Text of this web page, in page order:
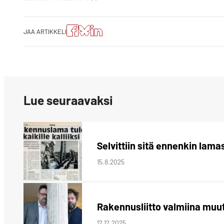
JAA ARTIKKELI
JaaJaaJako:
Lue seuraavaksi
Selvittiin sitä ennenkin
15.8.2025
Rakennusliitto valmiina